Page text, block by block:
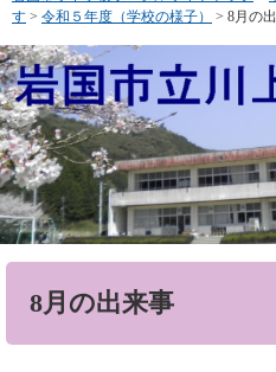
す
し
本
文
へ
す > 令和５年度（学校の様子） > 8月の
8月の出来事